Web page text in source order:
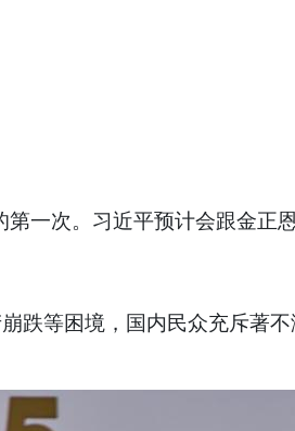
一次。习近平预计会跟金正
跌等困境，国内民众充斥著